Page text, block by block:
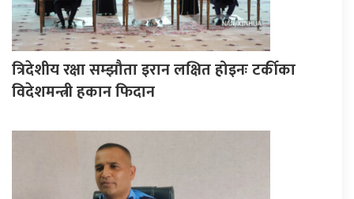
त्रिदेशीय रक्षा सम्झौता इरान लक्षित होइनः टर्कीका
विदेशमन्त्री हकान फिदान